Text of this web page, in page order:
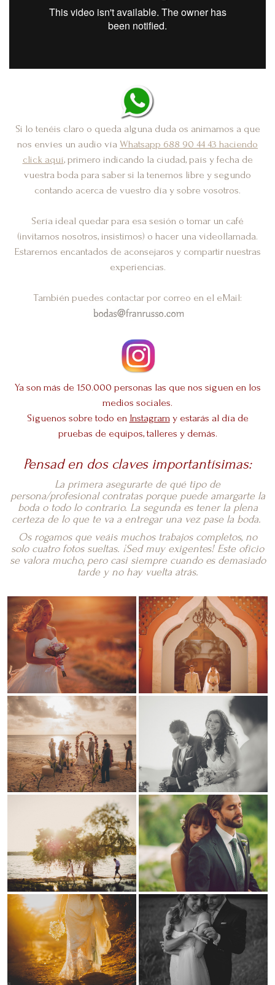
Si lo tenéis claro o queda alguna duda os animamos a que
nos envíes un audio vía Whatsapp 688 90 44 43 haciendo
click aquí, primero indicando la ciudad, país y fecha de
vuestra boda para saber si la tenemos libre y segundo
contando acerca de vuestro día y sobre vosotros.
Sería ideal quedar para esa sesión o tomar un café
(invitamos nosotros, insistimos) o hacer una videollamada.
Estaremos encantados de aconsejaros y compartir nuestras
experiencias.
También puedes contactar por correo en el eMail:
Ya son más de 150.000 personas las que nos siguen en los
medios sociales.
Síguenos sobre todo en Instagramy estarás al día de
pruebas de equipos, talleres y demás.
Pensad en dos claves importantísimas:
La primera asegurarte de qué tipo de
persona/profesional contratas porque puede amargarte la
boda o todo lo contrario. La segunda es tener la plena
certeza de lo que te va a entregar una vez pase la boda.
Os rogamos que veáis muchos trabajos completos, no
solo cuatro fotos sueltas. ¡Sed muy exigentes! Este oficio
se valora mucho, pero casi siempre cuando es demasiado
tarde y no hay vuelta atrás.